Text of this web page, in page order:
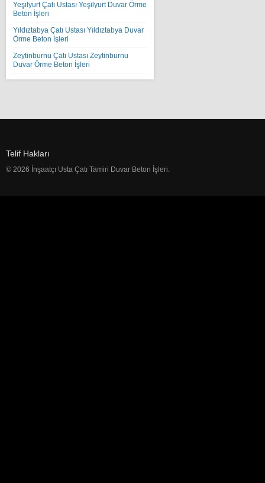
Yeşilyurt Çatı Ustası Yeşilyurt Duvar Örme
Beton İşleri
Yıldıztabya Çatı Ustası Yıldıztabya Duvar
Örme Beton İşleri
Zeytinburnu Çatı Ustası Zeytinburnu
Duvar Örme Beton İşleri
Telif Hakları
© 2026 İnşaatçı Usta Çatı Tamiri Duvar Beton İşleri.